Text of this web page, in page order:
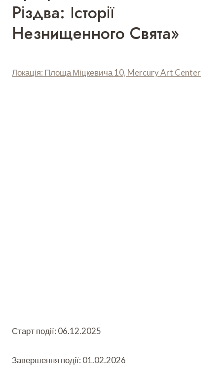
Різдва: Історії
Незнищенного Свята»
Локація: Площа Міцкевича 10, Mercury Art Center
Старт події: 06.12.2025
Завершення події: 01.02.2026